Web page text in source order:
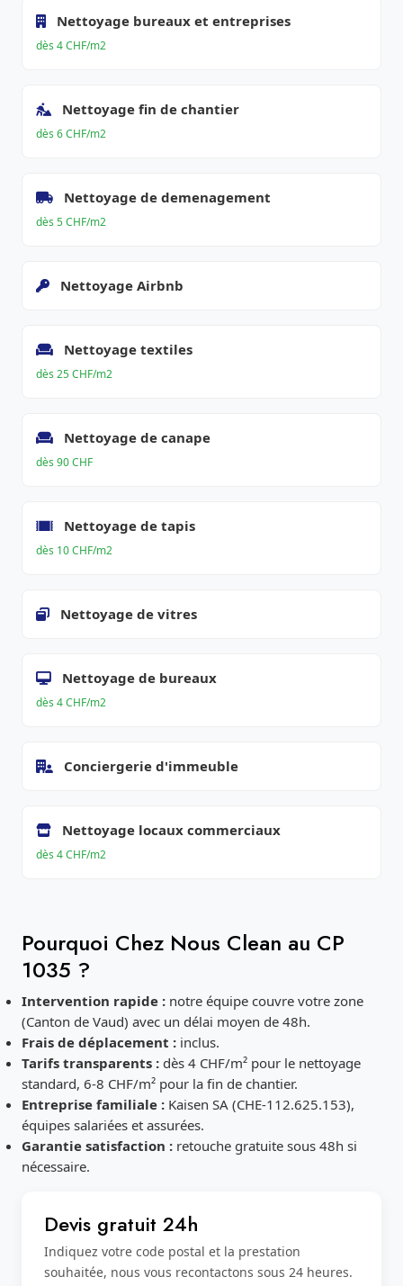
Nettoyage bureaux et entreprises
dès 4 CHF/m2
Nettoyage fin de chantier
dès 6 CHF/m2
Nettoyage de demenagement
dès 5 CHF/m2
Nettoyage Airbnb
Nettoyage textiles
dès 25 CHF/m2
Nettoyage de canape
dès 90 CHF
Nettoyage de tapis
dès 10 CHF/m2
Nettoyage de vitres
Nettoyage de bureaux
dès 4 CHF/m2
Conciergerie d'immeuble
Nettoyage locaux commerciaux
dès 4 CHF/m2
Pourquoi Chez Nous Clean au CP
1035 ?
Intervention rapide :notre équipe couvre votre zone
(Canton de Vaud) avec un délai moyen de 48h.
Frais de déplacement :inclus.
Tarifs transparents :dès 4 CHF/m² pour le nettoyage
standard, 6-8 CHF/m² pour la fin de chantier.
Entreprise familiale :Kaisen SA (CHE-112.625.153),
équipes salariées et assurées.
Garantie satisfaction :retouche gratuite sous 48h si
nécessaire.
Devis gratuit 24h
Indiquez votre code postal et la prestation
souhaitée, nous vous recontactons sous 24 heures.